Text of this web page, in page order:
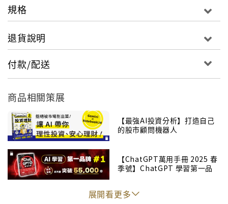
剛，用深入淺出、富含幽默的方式，為我們詳述什麼是
IBM深藍、2016年AlphaGo到最新的冷撲大師，人工智
慧的進步一次比一次更好、更神速。兩位作者以長年在
人工智慧領域的專業經驗，告訴我們AI時代的各項挑
戰，也為我們指出AI時代各種創新、創業的黃金機遇。
人工智慧在公眾中，總共引起三次熱潮。前兩次的熱
潮，仍籠罩著濃厚的學術研究和科學實驗色彩。從2006
年開始，隨著深度學習技術的成熟、電腦運算速度的大
幅成長，還有互聯網時代累積出來的海量資料財富，人
式，呈現穩步發展，甚至開始威脅人類、取代就業。在
AI興起的時代，如何才能在競爭中立於不敗之地？兩位
應該學什麼、教育應該關注什麼，提供多項豐富、實用
規格
退貨說明
付款/配送
商品相關策展
【最強AI投資分析】打造自己
的股市顧問機器人
【ChatGPT萬用手冊 2025 春
季號】ChatGPT 學習第一品
展開看更多